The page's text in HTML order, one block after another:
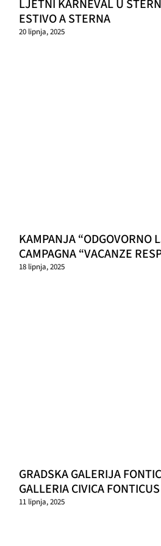
LJETNI KARNEVAL U
ESTIVO A STERNA
20 lipnja, 2025
KAMPANJA “ODGOVORNO
CAMPAGNA “VACANZE
18 lipnja, 2025
GRADSKA GALERIJA
GALLERIA CIVICA
11 lipnja, 2025